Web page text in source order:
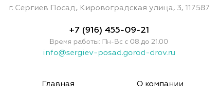
г. Сергиев Посад, Кировоградская улица, 3, 117587
+7 (916) 455-09-21
Время работы: Пн-Вс с 08.до 21.00
info@sergiev-posad.gorod-drov.ru
Главная О компании